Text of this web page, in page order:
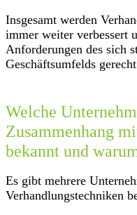
Insgesamt werden
immer weiter verbessert
Anforderungen des sich
Geschäftsumfelds
Welche
Zusammenhang
bekannt und
Es gibt mehrere
Verhandlungstechniken